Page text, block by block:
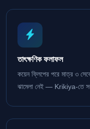
তাৎক্ষণিক ফলাফল
কয়েন ফ্লিপের পরে মাত্র ৩
ঝামেলা নেই — Krikiya-তে